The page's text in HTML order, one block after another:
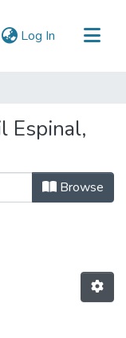
Log In (current)
Espinal,
Browse